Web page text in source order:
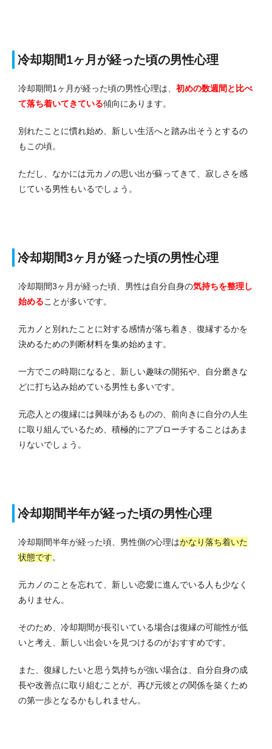
冷却期間1ヶ月が経った頃の男性心理
冷却期間1ヶ月が経った頃の男性心理は、 初めの数週間と比べ
て落ち着いてきている傾向にあります。
別れたことに慣れ始め、新しい生活へと踏み出そうとするの
もこの頃。
ただし、なかには元カノの思い出が蘇ってきて、寂しさを感
じている男性もいるでしょう。
冷却期間3ヶ月が経った頃の男性心理
冷却期間3ヶ月が経った頃、男性は自分自身の気持ちを整理し
始めることが多いです。
元カノと別れたことに対する感情が落ち着き、復縁するかを
決めるための判断材料を集め始めます。
一方でこの時期になると、新しい趣味の開拓や、自分磨きな
どに打ち込み始めている男性も多いです。
元恋人との復縁には興味があるものの、前向きに自分の人生
に取り組んでいるため、積極的にアプローチすることはあま
りないでしょう。
冷却期間半年が経った頃の男性心理
冷却期間半年が経った頃、男性側の心理はかなり落ち着いた
状態です。
元カノのことを忘れて、新しい恋愛に進んでいる人も少なく
ありません。
そのため、冷却期間が長引いている場合は復縁の可能性が低
いと考え、新しい出会いを見つけるのがおすすめです。
また、復縁したいと思う気持ちが強い場合は、自分自身の成
長や改善点に取り組むことが、再び元彼との関係を築くため
の第一歩となるかもしれません。